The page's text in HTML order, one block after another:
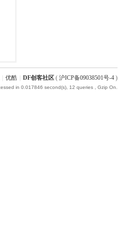
优酷 DF创客社区 ( 沪ICP备09038501号-4 )
in 0.017846 second(s), 12 queries , Gzip On.